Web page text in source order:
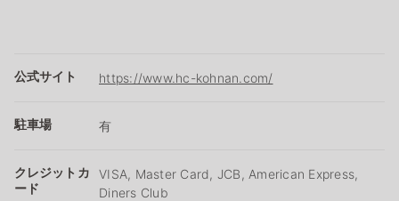
公式サイト https://www.hc-kohnan.com/
駐車場 有
クレジットカ
ード
VISA, Master Card, JCB, American Express,
Diners Club